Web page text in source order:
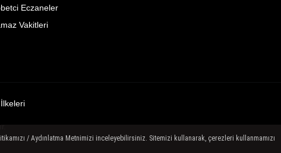
Eczaneler
Vakitleri
/ Aydınlatma Metnimizi inceleyebilirsiniz. Sitemizi kullanarak, çerezleri kullanmamızı